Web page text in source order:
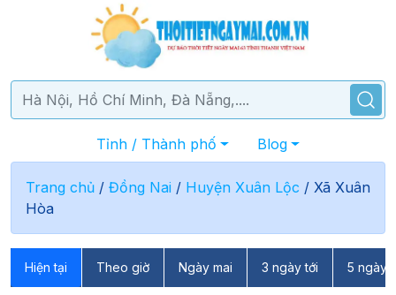
Tỉnh / Thành phố Blog
Trang chủ / Đồng Nai / Huyện Xuân Lộc / Xã Xuân
Hòa
Hiện tại Theo giờ Ngày mai 3 ngày tới 5 ngày